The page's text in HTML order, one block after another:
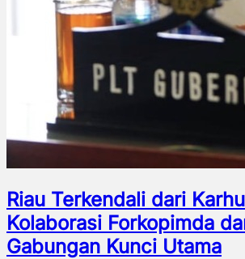
Riau Terkendali dari
Kolaborasi Forkopimda
Gabungan Kunci Utama